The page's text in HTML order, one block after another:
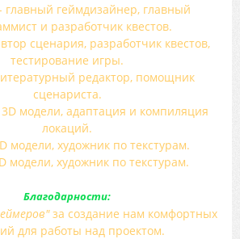
геймдизайнер, главный
и разработчик квестов.
сценария, разработчик квестов,
тестирование игры.
редактор, помощник
сценариста.
модели, адаптация и компиляция
локаций.
модели, художник по текстурам.
модели, художник по текстурам.
Благодарности:
за создание нам комфортных
для работы над проектом.